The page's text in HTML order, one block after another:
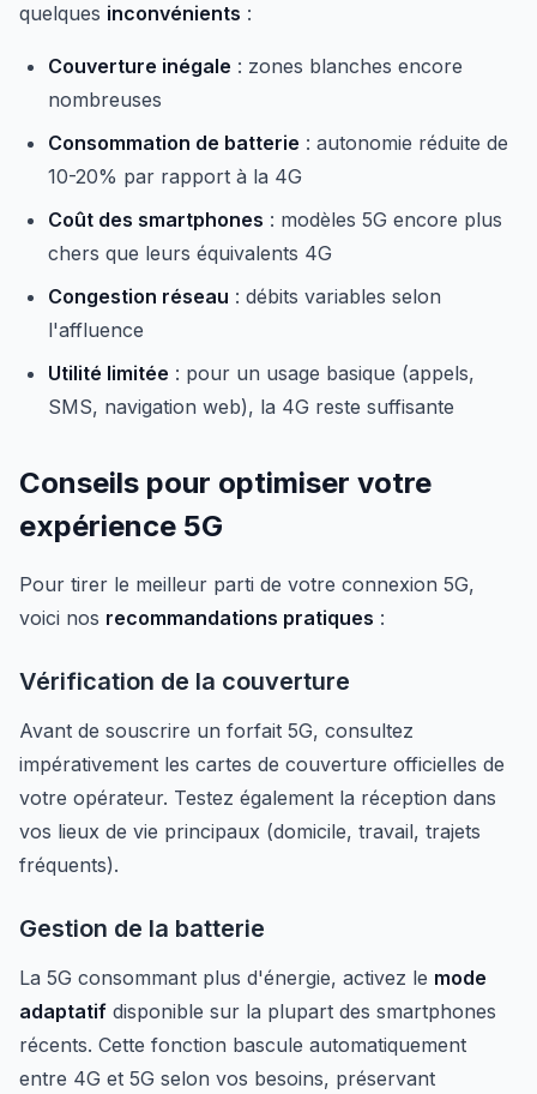
quelques inconvénients :
Couverture inégale : zones blanches encore
nombreuses
Consommation de batterie : autonomie réduite de
10-20% par rapport à la 4G
Coût des smartphones : modèles 5G encore plus
chers que leurs équivalents 4G
Congestion réseau : débits variables selon
l'affluence
Utilité limitée : pour un usage basique (appels,
SMS, navigation web), la 4G reste suffisante
Conseils pour optimiser votre
expérience 5G
Pour tirer le meilleur parti de votre connexion 5G,
voici nos recommandations pratiques :
Vérification de la couverture
Avant de souscrire un forfait 5G, consultez
impérativement les cartes de couverture officielles de
votre opérateur. Testez également la réception dans
vos lieux de vie principaux (domicile, travail, trajets
fréquents).
Gestion de la batterie
La 5G consommant plus d'énergie, activez le mode
adaptatif disponible sur la plupart des smartphones
récents. Cette fonction bascule automatiquement
entre 4G et 5G selon vos besoins, préservant